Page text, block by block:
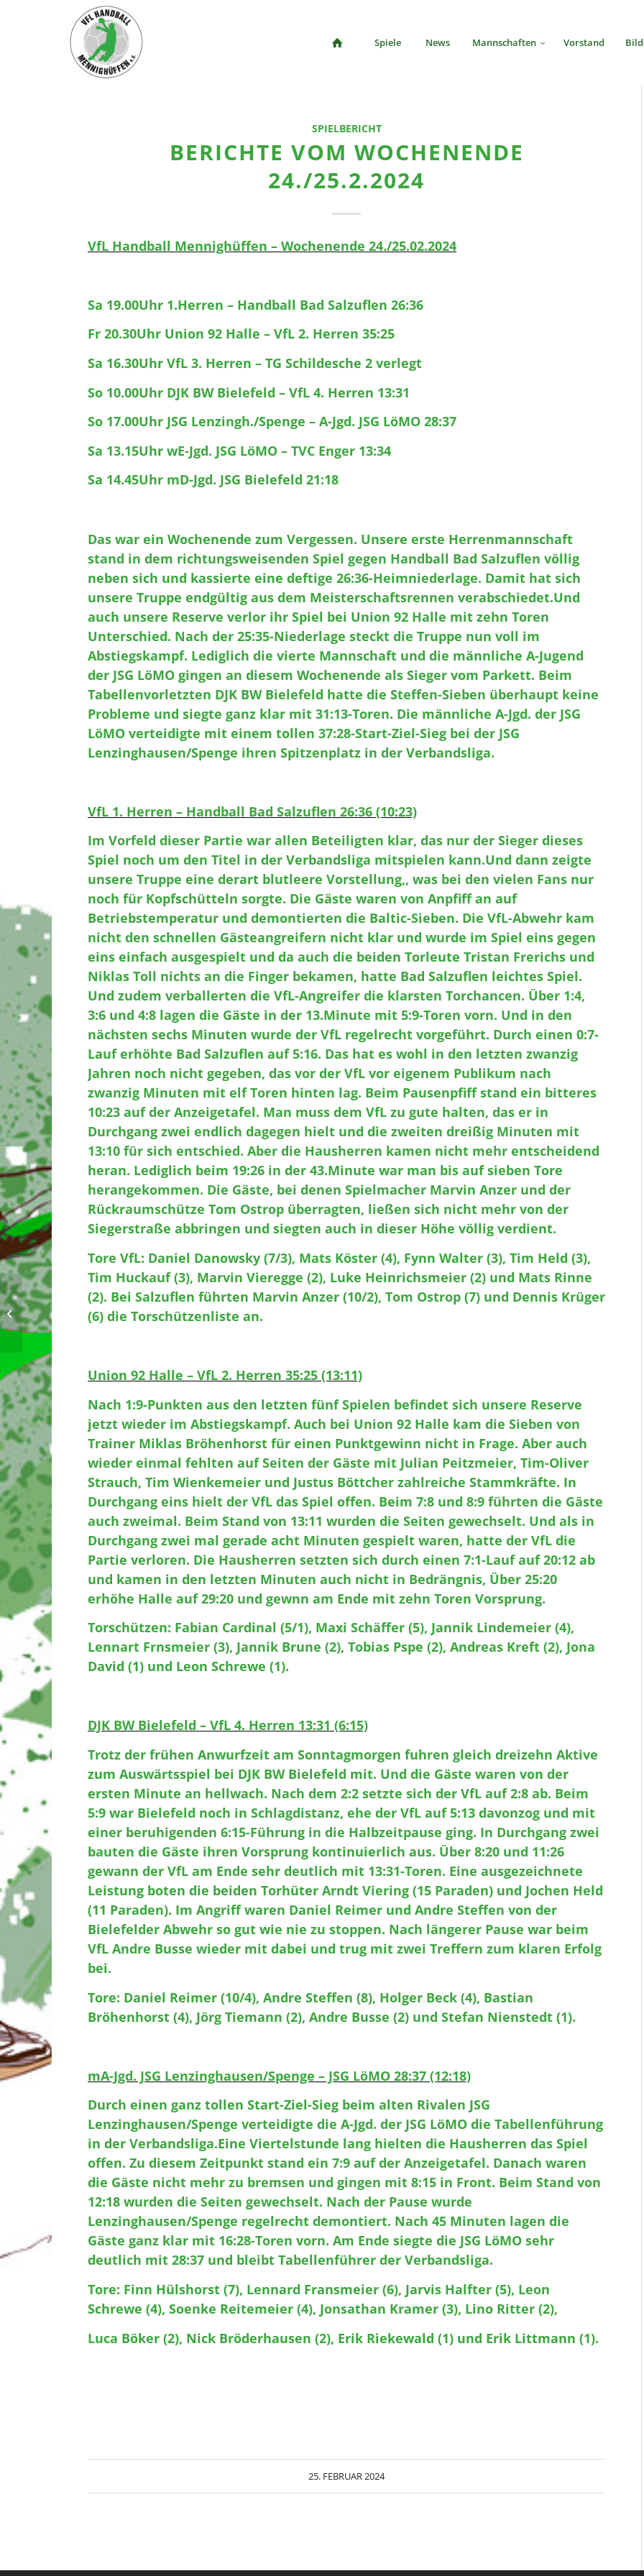
Spiele News Mannschaften Vorstand
SPIELBERICHT
BERICHTE VOM WOCHENENDE
24./25.2.2024
VfL Handball Mennighüffen – Wochenende 24./25.02.2024
Sa 19.00Uhr 1.Herren – Handball Bad Salzuflen 26:36
Fr 20.30Uhr Union 92 Halle – VfL 2. Herren 35:25
Sa 16.30Uhr VfL 3. Herren – TG Schildesche 2 verlegt
So 10.00Uhr DJK BW Bielefeld – VfL 4. Herren 13:31
So 17.00Uhr JSG Lenzingh./Spenge – A-Jgd. JSG LöMO 28:37
Sa 13.15Uhr wE-Jgd. JSG LöMO – TVC Enger 13:34
Sa 14.45Uhr mD-Jgd. JSG Bielefeld 21:18
Das war ein Wochenende zum Vergessen. Unsere erste Herrenmannschaft
stand in dem richtungsweisenden Spiel gegen Handball Bad Salzuflen völlig
neben sich und kassierte eine deftige 26:36-Heimniederlage. Damit hat sich
unsere Truppe endgültig aus dem Meisterschaftsrennen verabschiedet.Und
auch unsere Reserve verlor ihr Spiel bei Union 92 Halle mit zehn Toren
Unterschied. Nach der 25:35-Niederlage steckt die Truppe nun voll im
Abstiegskampf. Lediglich die vierte Mannschaft und die männliche A-Jugend
der JSG LöMO gingen an diesem Wochenende als Sieger vom Parkett. Beim
Tabellenvorletzten DJK BW Bielefeld hatte die Steffen-Sieben überhaupt keine
Probleme und siegte ganz klar mit 31:13-Toren. Die männliche A-Jgd. der JSG
LöMO verteidigte mit einem tollen 37:28-Start-Ziel-Sieg bei der JSG
Lenzinghausen/Spenge ihren Spitzenplatz in der Verbandsliga.
VfL 1. Herren – Handball Bad Salzuflen 26:36 (10:23)
Im Vorfeld dieser Partie war allen Beteiligten klar, das nur der Sieger dieses
Spiel noch um den Titel in der Verbandsliga mitspielen kann.Und dann zeigte
unsere Truppe eine derart blutleere Vorstellung,, was bei den vielen Fans nur
noch für Kopfschütteln sorgte. Die Gäste waren von Anpfiff an auf
Betriebstemperatur und demontierten die Baltic-Sieben. Die VfL-Abwehr kam
nicht den schnellen Gästeangreifern nicht klar und wurde im Spiel eins gegen
eins einfach ausgespielt und da auch die beiden Torleute Tristan Frerichs und
Niklas Toll nichts an die Finger bekamen, hatte Bad Salzuflen leichtes Spiel.
Und zudem verballerten die VfL-Angreifer die klarsten Torchancen. Über 1:4,
3:6 und 4:8 lagen die Gäste in der 13.Minute mit 5:9-Toren vorn. Und in den
nächsten sechs Minuten wurde der VfL regelrecht vorgeführt. Durch einen 0:7-
Lauf erhöhte Bad Salzuflen auf 5:16. Das hat es wohl in den letzten zwanzig
Jahren noch nicht gegeben, das vor der VfL vor eigenem Publikum nach
zwanzig Minuten mit elf Toren hinten lag. Beim Pausenpfiff stand ein bitteres
10:23 auf der Anzeigetafel. Man muss dem VfL zu gute halten, das er in
Durchgang zwei endlich dagegen hielt und die zweiten dreißig Minuten mit
13:10 für sich entschied. Aber die Hausherren kamen nicht mehr entscheidend
heran. Lediglich beim 19:26 in der 43.Minute war man bis auf sieben Tore
herangekommen. Die Gäste, bei denen Spielmacher Marvin Anzer und der
Rückraumschütze Tom Ostrop überragten, ließen sich nicht mehr von der
Siegerstraße abbringen und siegten auch in dieser Höhe völlig verdient.
Tore VfL: Daniel Danowsky (7/3), Mats Köster (4), Fynn Walter (3), Tim Held (3),
Tim Huckauf (3), Marvin Vieregge (2), Luke Heinrichsmeier (2) und Mats Rinne
(2). Bei Salzuflen führten Marvin Anzer (10/2), Tom Ostrop (7) und Dennis Krüger
(6) die Torschützenliste an.
Union 92 Halle – VfL 2. Herren 35:25 (13:11)
Nach 1:9-Punkten aus den letzten fünf Spielen befindet sich unsere Reserve
jetzt wieder im Abstiegskampf. Auch bei Union 92 Halle kam die Sieben von
Trainer Miklas Bröhenhorst für einen Punktgewinn nicht in Frage. Aber auch
wieder einmal fehlten auf Seiten der Gäste mit Julian Peitzmeier, Tim-Oliver
Strauch, Tim Wienkemeier und Justus Böttcher zahlreiche Stammkräfte. In
Durchgang eins hielt der VfL das Spiel offen. Beim 7:8 und 8:9 führten die Gäste
auch zweimal. Beim Stand von 13:11 wurden die Seiten gewechselt. Und als in
Durchgang zwei mal gerade acht Minuten gespielt waren, hatte der VfL die
Partie verloren. Die Hausherren setzten sich durch einen 7:1-Lauf auf 20:12 ab
und kamen in den letzten Minuten auch nicht in Bedrängnis, Über 25:20
erhöhe Halle auf 29:20 und gewnn am Ende mit zehn Toren Vorsprung.
Torschützen: Fabian Cardinal (5/1), Maxi Schäffer (5), Jannik Lindemeier (4),
Lennart Frnsmeier (3), Jannik Brune (2), Tobias Pspe (2), Andreas Kreft (2), Jona
David (1) und Leon Schrewe (1).
DJK BW Bielefeld – VfL 4. Herren 13:31 (6:15)
Trotz der frühen Anwurfzeit am Sonntagmorgen fuhren gleich dreizehn Aktive
zum Auswärtsspiel bei DJK BW Bielefeld mit. Und die Gäste waren von der
ersten Minute an hellwach. Nach dem 2:2 setzte sich der VfL auf 2:8 ab. Beim
5:9 war Bielefeld noch in Schlagdistanz, ehe der VfL auf 5:13 davonzog und mit
einer beruhigenden 6:15-Führung in die Halbzeitpause ging. In Durchgang zwei
bauten die Gäste ihren Vorsprung kontinuierlich aus. Über 8:20 und 11:26
gewann der VfL am Ende sehr deutlich mit 13:31-Toren. Eine ausgezeichnete
Leistung boten die beiden Torhüter Arndt Viering (15 Paraden) und Jochen Held
(11 Paraden). Im Angriff waren Daniel Reimer und Andre Steffen von der
Bielefelder Abwehr so gut wie nie zu stoppen. Nach längerer Pause war beim
VfL Andre Busse wieder mit dabei und trug mit zwei Treffern zum klaren Erfolg
bei.
Tore: Daniel Reimer (10/4), Andre Steffen (8), Holger Beck (4), Bastian
Bröhenhorst (4), Jörg Tiemann (2), Andre Busse (2) und Stefan Nienstedt (1).
mA-Jgd. JSG Lenzinghausen/Spenge – JSG LöMO 28:37 (12:18)
Durch einen ganz tollen Start-Ziel-Sieg beim alten Rivalen JSG
Lenzinghausen/Spenge verteidigte die A-Jgd. der JSG LöMO die Tabellenführung
in der Verbandsliga.Eine Viertelstunde lang hielten die Hausherren das Spiel
offen. Zu diesem Zeitpunkt stand ein 7:9 auf der Anzeigetafel. Danach waren
die Gäste nicht mehr zu bremsen und gingen mit 8:15 in Front. Beim Stand von
12:18 wurden die Seiten gewechselt. Nach der Pause wurde
Lenzinghausen/Spenge regelrecht demontiert. Nach 45 Minuten lagen die
Gäste ganz klar mit 16:28-Toren vorn. Am Ende siegte die JSG LöMO sehr
deutlich mit 28:37 und bleibt Tabellenführer der Verbandsliga.
Tore: Finn Hülshorst (7), Lennard Fransmeier (6), Jarvis Halfter (5), Leon
Schrewe (4), Soenke Reitemeier (4), Jonsathan Kramer (3), Lino Ritter (2),
Luca Böker (2), Nick Bröderhausen (2), Erik Riekewald (1) und Erik Littmann (1).
25. FEBRUAR 2024
Korrekturen Vorbericht 24./25.2.2024